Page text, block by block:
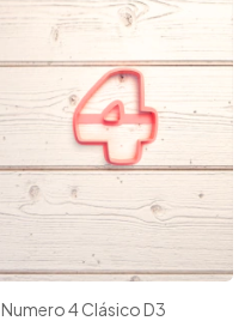
Numero 4 Clásico D3